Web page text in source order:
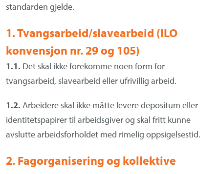
standarden gjelde.
1. Tvangsarbeid/slavearbeid (ILO
konvensjon nr. 29 og 105)
1.1. Det skal ikke forekomme noen form for
tvangsarbeid, slavearbeid eller ufrivillig arbeid.
1.2. Arbeidere skal ikke måtte levere depositum eller
identitetspapirer til arbeidsgiver og skal fritt kunne
avslutte arbeidsforholdet med rimelig oppsigelsestid.
2. Fagorganisering og kollektive